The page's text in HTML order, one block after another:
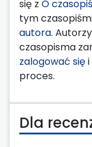
się z O
tym
autora.
czasopisma
zalogować się
proces.
Dla